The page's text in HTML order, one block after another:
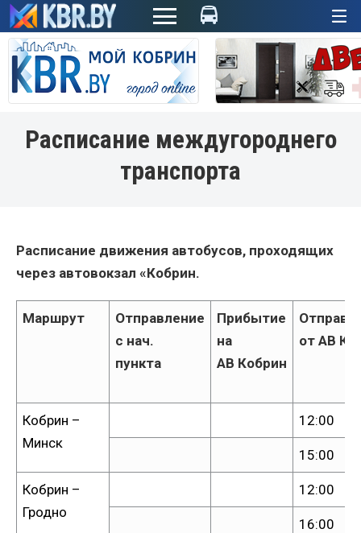
Расписание междугороднего
транспорта
Расписание движения автобусов, проходящих
через автовокзал «Кобрин.
Маршрут
Отправление
с нач.
пункта
Прибытие
на
АВ Кобрин
от АВ
Кобрин –
Минск
12:00
15:00
Кобрин –
Гродно
12:00
16:00